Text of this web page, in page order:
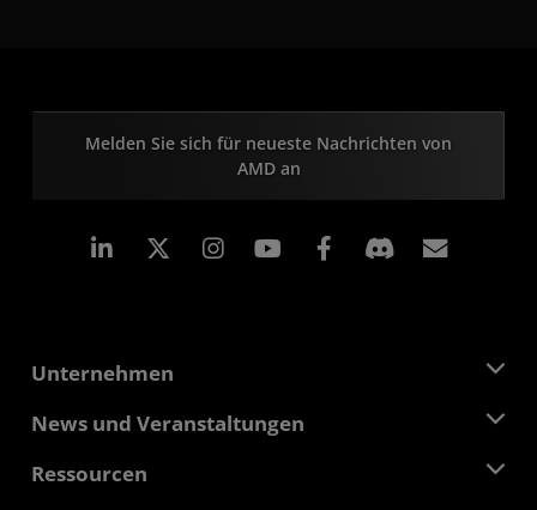
Melden Sie sich für neueste Nachrichten von
AMD an
LinkedIn Instagram Facebook
Unternehmen
Über AMD
Verantwortung
News und Veranstaltungen
Pressebereich
Ressourcen